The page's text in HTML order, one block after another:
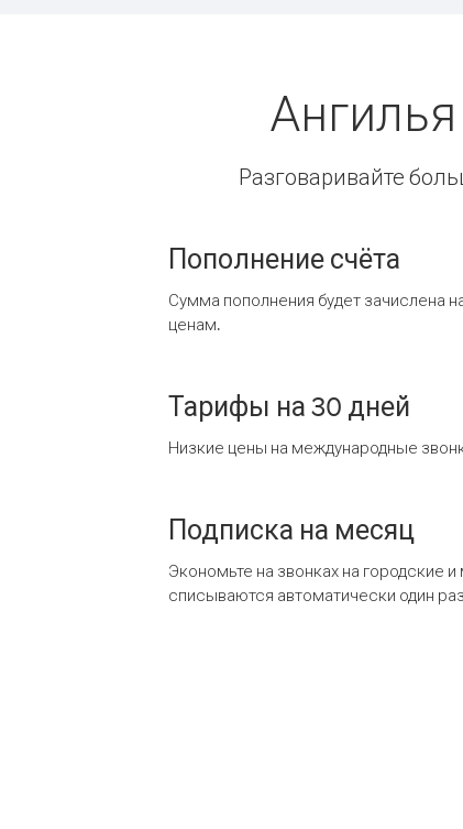
Разговаривайте
Пополнение счёта
Сумма пополнения будет зачислена
ценам.
Тарифы на 30 дней
Низкие цены на международные
Подписка на месяц
Экономьте на звонках на городские
списываются автоматически один